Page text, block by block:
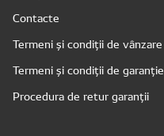
Contacte
Termeni și condiții de vânzare
Termeni și condiții de garanție
Procedura de retur garanții